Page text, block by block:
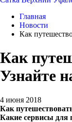
Главная
Новости
Как
Как
Узнайте
4 июня 2018
Как
Какие сервисы для